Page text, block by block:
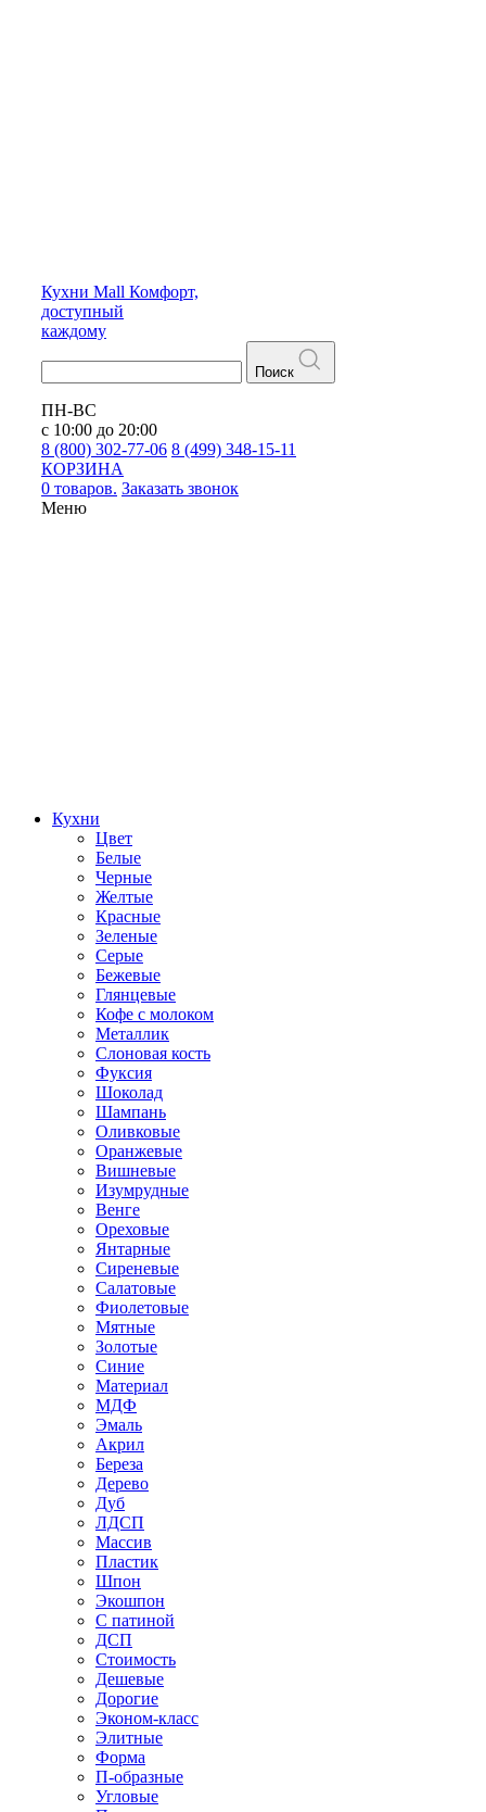
Кухни Mall Комфорт,
доступный
каждому
Поиск
ПН-ВС
с 10:00 до 20:00
8 (800) 302-77-06 8 (499) 348-15-11
КОРЗИНА
0 товаров. Заказать звонок
Меню
Кухни
Цвет
Белые
Черные
Желтые
Красные
Зеленые
Серые
Бежевые
Глянцевые
Кофе с молоком
Металлик
Слоновая кость
Фуксия
Шоколад
Шампань
Оливковые
Оранжевые
Вишневые
Изумрудные
Венге
Ореховые
Янтарные
Сиреневые
Салатовые
Фиолетовые
Мятные
Золотые
Синие
Материал
МДФ
Эмаль
Акрил
Береза
Дерево
Дуб
ЛДСП
Массив
Пластик
Шпон
Экошпон
С патиной
ДСП
Стоимость
Дешевые
Дорогие
Эконом-класс
Элитные
Форма
П-образные
Угловые